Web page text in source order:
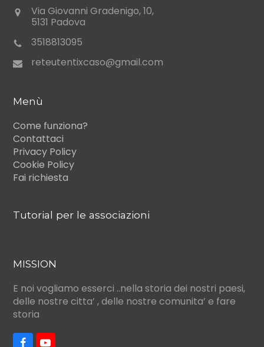
Via Giovanni Gradenigo, 10,
5131 Padova
3518813095
reteutentixcaso@gmail.com
Menù
Come funziona?
Contattaci
Privacy Policy
Cookie Policy
Fai richiesta
Tutorial per le associazioni
MISSION
E noi vogliamo esserci ..nella storia dei nostri paesi,
delle nostre citta’ , delle nostre comunita’ e fare
storia